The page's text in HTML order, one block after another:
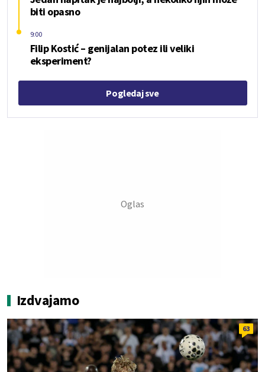
biti opasno
Filip Kostić – genijalan potez ili veliki
eksperiment?
9:00
Pogledaj sve
Izdvajamo
63